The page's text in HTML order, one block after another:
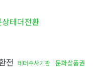
상테더전환
전 테더수사기관
문화상품권